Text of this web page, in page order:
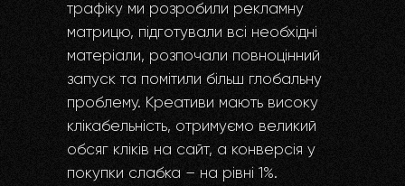
трафіку ми розробили рекламну
матрицю, підготували всі необхідні
матеріали, розпочали повноцінний
запуск та помітили більш глобальну
проблему. Креативи мають високу
клікабельність, отримуємо великий
обсяг кліків на сайт, а конверсія у
покупки слабка – на рівні 1%.